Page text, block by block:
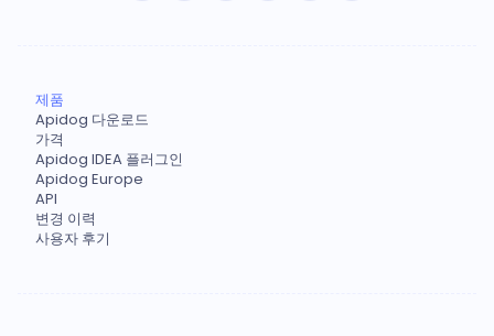
제품
Apidog 다운로드
가격
Apidog IDEA 플러그인
Apidog Europe
API
변경 이력
사용자 후기